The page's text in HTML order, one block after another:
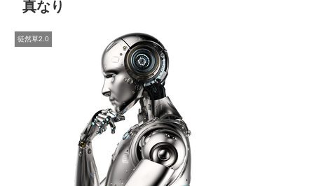
真なり
徒然草2.0